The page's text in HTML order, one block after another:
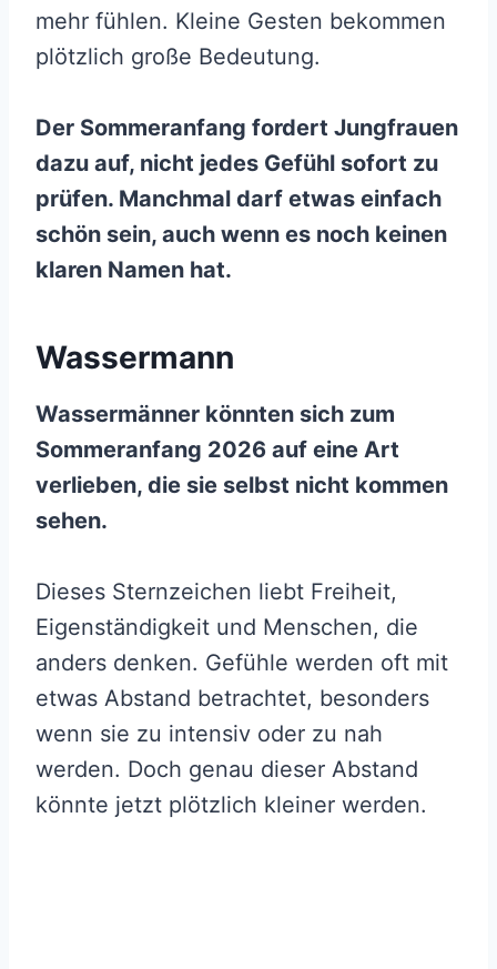
mehr fühlen. Kleine Gesten bekommen
plötzlich große Bedeutung.
Der Sommeranfang fordert Jungfrauen
dazu auf, nicht jedes Gefühl sofort zu
prüfen. Manchmal darf etwas einfach
schön sein, auch wenn es noch keinen
klaren Namen hat.
Wassermann
Wassermänner könnten sich zum
Sommeranfang 2026 auf eine Art
verlieben, die sie selbst nicht kommen
sehen.
Dieses Sternzeichen liebt Freiheit,
Eigenständigkeit und Menschen, die
anders denken. Gefühle werden oft mit
etwas Abstand betrachtet, besonders
wenn sie zu intensiv oder zu nah
werden. Doch genau dieser Abstand
könnte jetzt plötzlich kleiner werden.